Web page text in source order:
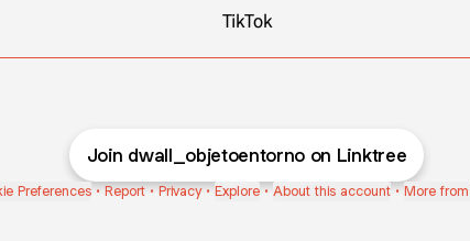
TikTok
Join dwall_objetoentorno on Linktree
Preferences • Report • Privacy • Explore • About this account • More